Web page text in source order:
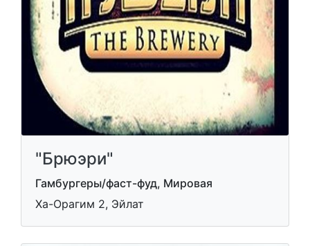
"Брюэри"
Гамбургеры/фаст-фуд, Мировая
Ха-Орагим 2, Эйлат